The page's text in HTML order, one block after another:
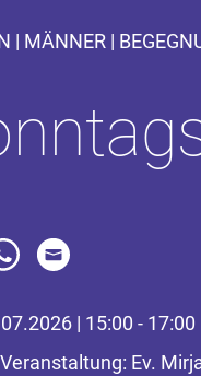
| MÄNNER |
| 15:00 - 17:00
Ev.